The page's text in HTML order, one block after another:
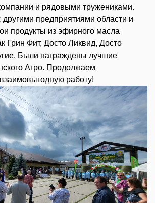
и рядовыми тружениками.
другими предприятиями области и
продукты из эфирного масла
Грин Фит, Досто Ликвид, Досто
Были награждены лучшие
Агро. Продолжаем
работу!